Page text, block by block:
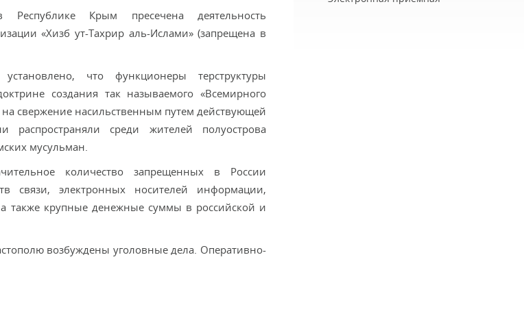
Крым пресечена деятельность
«Хизб ут-Тахрир аль-Ислами» (запрещена в
что функционеры терструктуры
создания так называемого «Всемирного
свержение насильственным путем действующей
среди жителей полуострова
мусульман.
количество запрещенных в России
связи, электронных носителей информации,
также крупные денежные суммы в российской и
возбуждены уголовные дела. Оперативно-